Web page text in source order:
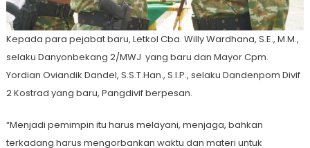
Kepada para pejabat baru, Letkol Cba. Willy Wardhana, S.E., M.M.,
selaku Danyonbekang 2/MWJ yang baru dan Mayor Cpm.
Yordian Oviandik Dandel, S.S.T.Han., S.I.P., selaku Dandenpom Divif
2 Kostrad yang baru, Pangdivif berpesan.
“Menjadi pemimpin itu harus melayani, menjaga, bahkan
terkadang harus mengorbankan waktu dan materi untuk